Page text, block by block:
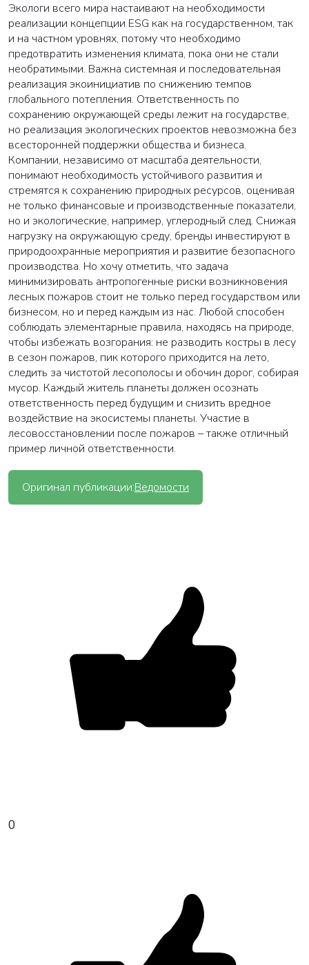
Экологи всего мира настаивают на необходимости
реализации концепции ESG как на государственном, так
и на частном уровнях, потому что необходимо
предотвратить изменения климата, пока они не стали
необратимыми. Важна системная и последовательная
реализация экоинициатив по снижению темпов
глобального потепления. Ответственность по
сохранению окружающей среды лежит на государстве,
но реализация экологических проектов невозможна без
всесторонней поддержки общества и бизнеса.
Компании, независимо от масштаба деятельности,
понимают необходимость устойчивого развития и
стремятся к сохранению природных ресурсов, оценивая
не только финансовые и производственные показатели,
но и экологические, например, углеродный след. Снижая
нагрузку на окружающую среду, бренды инвестируют в
природоохранные мероприятия и развитие безопасного
производства. Но хочу отметить, что задача
минимизировать антропогенные риски возникновения
лесных пожаров стоит не только перед государством или
бизнесом, но и перед каждым из нас. Любой способен
соблюдать элементарные правила, находясь на природе,
чтобы избежать возгорания: не разводить костры в лесу
в сезон пожаров, пик которого приходится на лето,
следить за чистотой лесополосы и обочин дорог, собирая
мусор. Каждый житель планеты должен осознать
ответственность перед будущим и снизить вредное
воздействие на экосистемы планеты. Участие в
лесовосстановлении после пожаров – также отличный
пример личной ответственности.
Оригинал публикации:Ведомости
0
ВАША ЗАЯВКА ОТПРАВЛЕНА
в ближайшее время наши менеджеры
свяжутся с вами